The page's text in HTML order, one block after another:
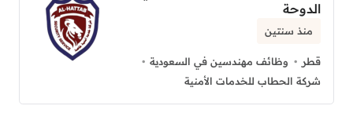
الدوحة
منذ سنتين
قطر
وظائف مهندسين في السعودية
شركة الحطاب للخدمات الأمنية